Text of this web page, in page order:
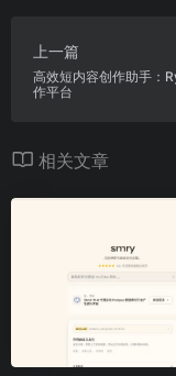
上一篇
高效短内容创作助手：
作平台
相关文章